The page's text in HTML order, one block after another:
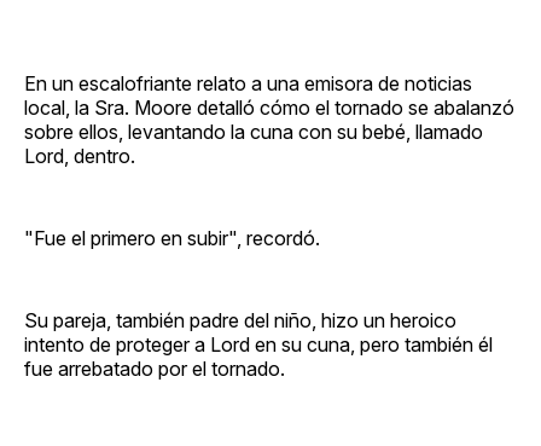
En un escalofriante relato a una emisora de noticias
local, la Sra. Moore detalló cómo el tornado se abalanzó
sobre ellos, levantando la cuna con su bebé, llamado
Lord, dentro.
"Fue el primero en subir", recordó.
Su pareja, también padre del niño, hizo un heroico
intento de proteger a Lord en su cuna, pero también él
fue arrebatado por el tornado.